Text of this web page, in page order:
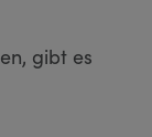
gibt es